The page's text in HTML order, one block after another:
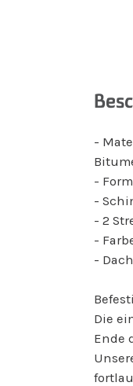
-
-
-
- 2
-
-
Die
Ende